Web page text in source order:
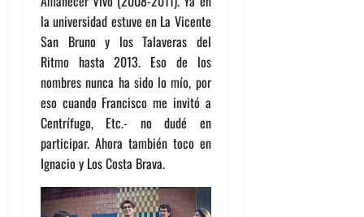
la universidad estuve en La Vicente
San Bruno y los Talaveras del
Ritmo hasta 2013. Eso de los
nombres nunca ha sido lo mío, por
eso cuando Francisco me invitó a
Centrífugo, Etc.- no dudé en
participar. Ahora también toco en
Ignacio y Los Costa Brava.